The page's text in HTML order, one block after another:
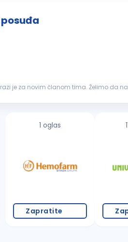
je za novim članom tima. Želimo da
1 oglas
Zapratite